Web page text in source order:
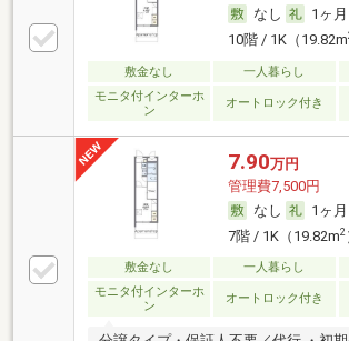
なし
1ヶ月
10階 / 1K（19.82m
敷金なし 一人暮らし
モニタ付インターホ
ン
オートロック付き
7.90万円
管理費7,500円
なし
1ヶ月
7階 / 1K（19.82m2
敷金なし 一人暮らし
モニタ付インターホ
ン
オートロック付き